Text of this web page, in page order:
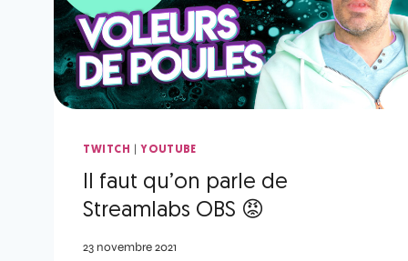
TWITCH |YOUTUBE
Il faut qu’on parle de
Streamlabs OBS 😡
23 novembre 2021